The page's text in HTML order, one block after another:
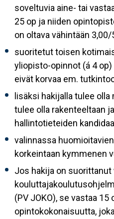
soveltuvia aine- tai
25 op ja niiden
on oltava vähintään 3,00/
suoritetut toisen
yliopisto-opinnot (á 4
eivät korvaa em.
lisäksi hakijalla tulee
tulee olla rakenteeltaan
hallintotieteiden
valinnassa
korkeintaan kymmenen
Jos hakija on
(PV JOKO), se vastaa 15
opintokokonaisuutta,